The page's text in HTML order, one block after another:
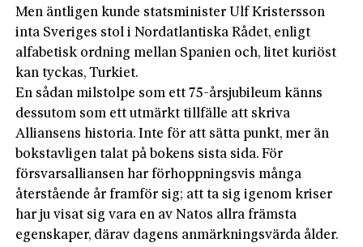
Men äntligen kunde statsminister Ulf Kristersson
inta Sveriges stol i Nordatlantiska Rådet, enligt
alfabetisk ordning mellan Spanien och, litet kuriöst
kan tyckas, Turkiet.
En sådan milstolpe som ett 75-årsjubileum känns
dessutom som ett utmärkt tillfälle att skriva
Alliansens historia. Inte för att sätta punkt, mer än
bokstavligen talat på bokens sista sida. För
försvarsalliansen har förhoppningsvis många
återstående år framför sig; att ta sig igenom kriser
har ju visat sig vara en av Natos allra främsta
egenskaper, därav dagens anmärkningsvärda ålder.